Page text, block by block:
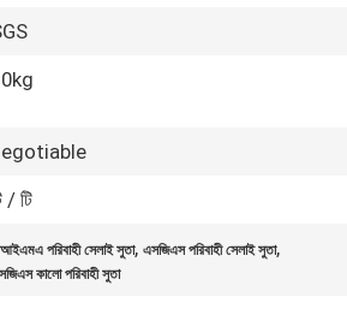
/ টি
পরিবাহী সেলাই সুতা,এসজিএস পরিবাহী সেলাই সুতা,
কালো পরিবাহী সুতা